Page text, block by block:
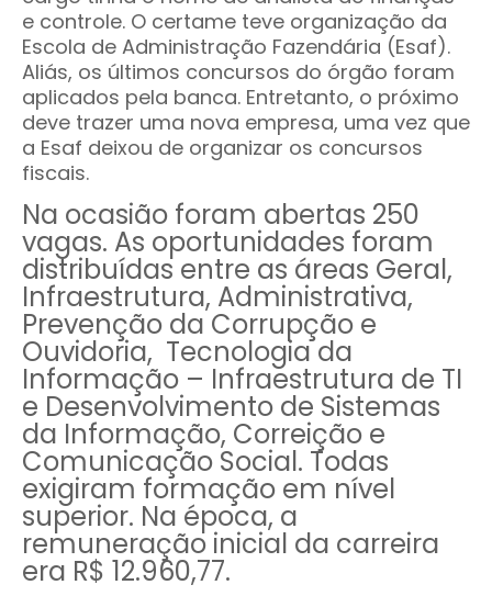
e controle. O certame teve organização da
Escola de Administração Fazendária (Esaf).
Aliás, os últimos concursos do órgão foram
aplicados pela banca. Entretanto, o próximo
deve trazer uma nova empresa, uma vez que
a Esaf deixou de organizar os concursos
fiscais.
Na ocasião foram abertas 250
vagas. As oportunidades foram
distribuídas entre as áreas Geral,
Infraestrutura, Administrativa,
Prevenção da Corrupção e
Ouvidoria, Tecnologia da
Informação – Infraestrutura de TI
e Desenvolvimento de Sistemas
da Informação, Correição e
Comunicação Social. Todas
exigiram formação em nível
superior. Na época, a
remuneração inicial da carreira
era R$ 12.960,77.